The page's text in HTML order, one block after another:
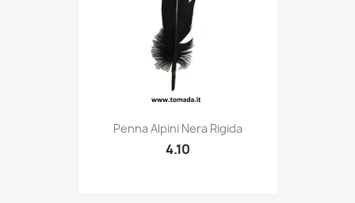
Quick view
Penna Alpini Nera Rigida
4.10